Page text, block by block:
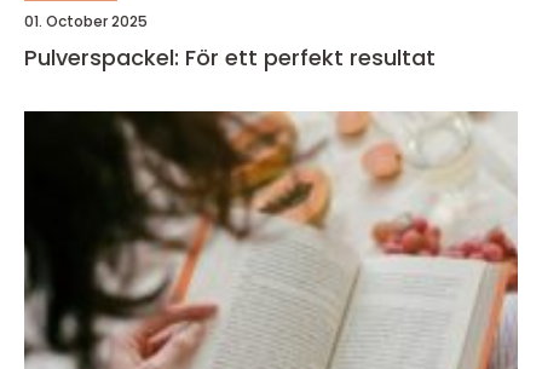
01. October 2025
Pulverspackel: För ett perfekt resultat